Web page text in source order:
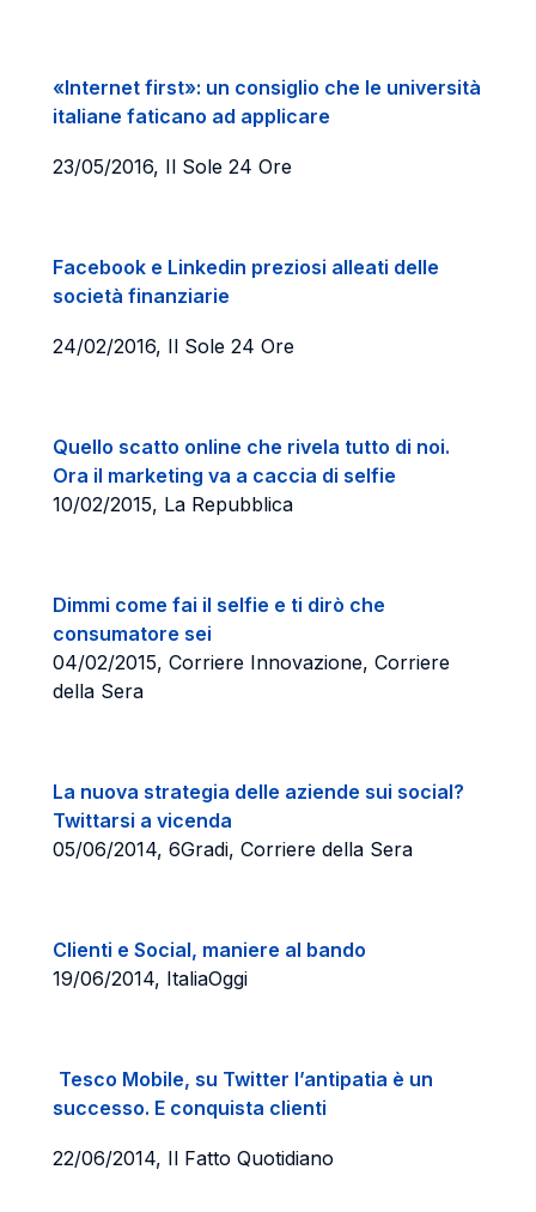
«Internet first»: un consiglio che le università
italiane faticano ad applicare
23/05/2016, Il Sole 24 Ore
Facebook e Linkedin preziosi alleati delle
società finanziarie
24/02/2016, Il Sole 24 Ore
Quello scatto online che rivela tutto di noi.
Ora il marketing va a caccia di selfie
10/02/2015, La Repubblica
Dimmi come fai il selfie e ti dirò che
consumatore sei
04/02/2015, Corriere Innovazione, Corriere
della Sera
La nuova strategia delle aziende sui social?
Twittarsi a vicenda
05/06/2014, 6Gradi, Corriere della Sera
Clienti e Social, maniere al bando
19/06/2014, ItaliaOggi
Tesco Mobile, su Twitter l’antipatia è un
successo. E conquista clienti
22/06/2014, Il Fatto Quotidiano